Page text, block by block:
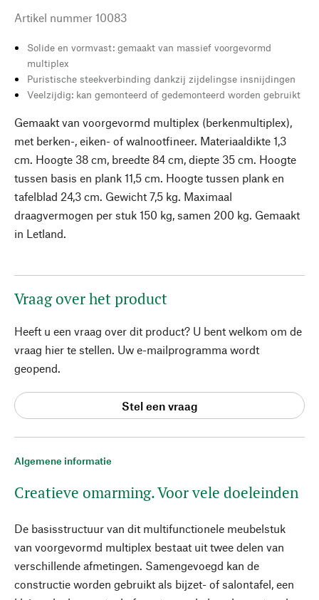
Algemene informatie
Creatieve omarming. Voor vele doeleinden
De basisstructuur van dit multifunctionele meubelstuk
van voorgevormd multiplex bestaat uit twee delen van
verschillende afmetingen. Samengevoegd kan de
constructie worden gebruikt als bijzet- of salontafel, een
Artikel nummer 10083
Solide en vormvast: gemaakt van massief voorgevormd
multiplex
Puristische steekverbinding dankzij zijdelingse insnijdingen
Veelzijdig: kan gemonteerd of gedemonteerd worden gebruikt
Gemaakt van voorgevormd multiplex (berkenmultiplex),
met berken-, eiken- of walnootfineer. Materiaaldikte 1,3
cm. Hoogte 38 cm, breedte 84 cm, diepte 35 cm. Hoogte
tussen basis en plank 11,5 cm. Hoogte tussen plank en
tafelblad 24,3 cm. Gewicht 7,5 kg. Maximaal
draagvermogen per stuk 150 kg, samen 200 kg. Gemaakt
in Letland.
Vraag over het product
Heeft u een vraag over dit product? U bent welkom om de
vraag hier te stellen. Uw e-mailprogramma wordt
geopend.
Stel een vraag